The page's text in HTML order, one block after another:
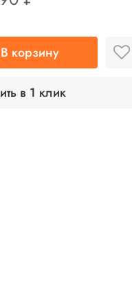
В корзину
в 1 клик